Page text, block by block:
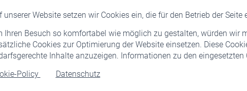
unserer Website setzen wir Cookies ein, die für den Betrieb der Seite
Ihren Besuch so komfortabel wie möglich zu gestalten, würden wir
Cookies zur Optimierung der Website einsetzen. Diese
Inhalte anzuzeigen. Informationen zu den eingesetzten
Policy
Datenschutz